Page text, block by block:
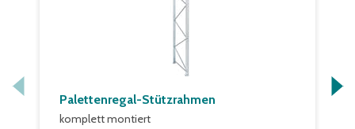
Palettenregal-Stützrahmen
komplett montiert